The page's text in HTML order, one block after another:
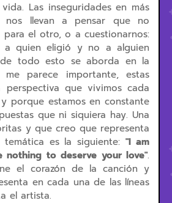
Las inseguridades en más
nos llevan a pensar que no
para el otro, o a cuestionarnos:
a quien eligió y no a alguien
de todo esto se aborda en la
parece importante, estas
perspectiva que vivimos cada
porque estamos en constante
que ni siquiera hay. Una
y que creo que representa
temática es la siguiente:"I am
nothing to deserve your love".
el corazón de la canción y
en cada una de las líneas
el artista.